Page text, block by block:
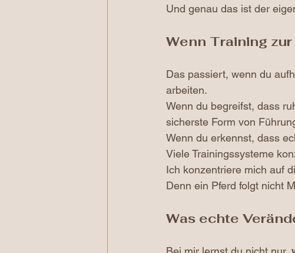
Und genau das ist der
Wenn Training
Das passiert, wenn du
arbeiten.
Wenn du begreifst, dass
sicherste Form von
Wenn du erkennst, dass
Viele Trainingssysteme
Ich konzentriere mich auf
Denn ein Pferd folgt nicht
Was echte